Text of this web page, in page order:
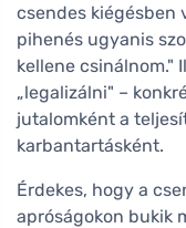
csendes kiégésben
pihenés ugyanis
kellene csinálnom."
„legalizálni" –
jutalomként a
karbantartásként.
Érdekes, hogy a
apróságokon bukik